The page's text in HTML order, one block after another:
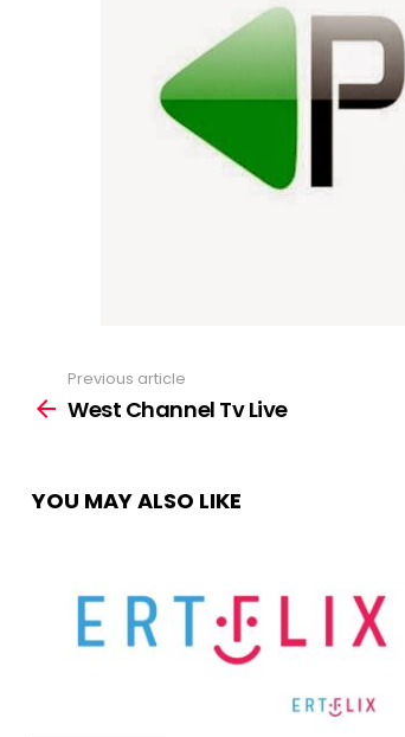
more
Previous article
West Channel Tv Live
YOU MAY ALSO LIKE